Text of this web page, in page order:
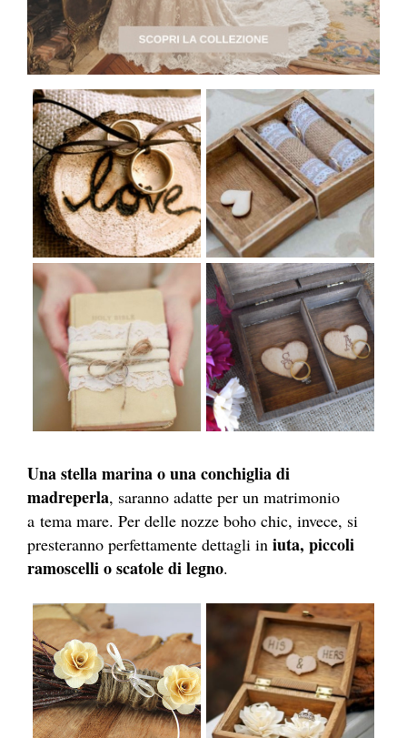
Una stella marina o una conchiglia di
madreperla, saranno adatte per un matrimonio
a tema mare. Per delle nozze boho chic, invece, si
presteranno perfettamente dettagli in iuta, piccoli
ramoscelli o scatole di legno.